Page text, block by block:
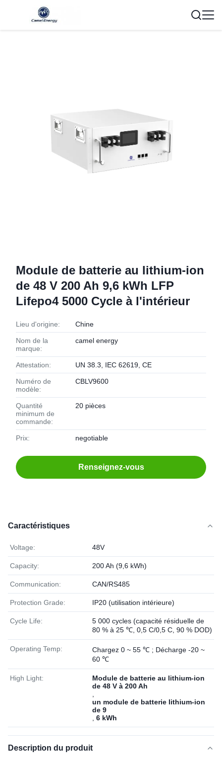
Module de batterie au lithium-ion
de 48 V 200 Ah 9,6 kWh LFP
Lifepo4 5000 Cycle à l'intérieur
Lieu d'origine: Chine
Nom de la
marque:
camel energy
Attestation: UN 38.3, IEC 62619, CE
Numéro de
modèle:
CBLV9600
Quantité
minimum de
commande:
20 pièces
Prix: negotiable
Renseignez-vous
Caractéristiques
Voltage: 48V
Capacity: 200 Ah (9,6 kWh)
Communication: CAN/RS485
Protection Grade: IP20 (utilisation intérieure)
Cycle Life:
5 000 cycles (capacité résiduelle de
80 % à 25 ℃, 0,5 C/0,5 C, 90 % DOD)
Operating Temp:
Chargez 0 ~ 55 ℃ ; Décharge -20 ~
60 ℃
High Light:
Module de batterie au lithium-ion
de 48 V à 200 Ah
un module de batterie lithium-ion
de 9
6 kWh
Description du produit